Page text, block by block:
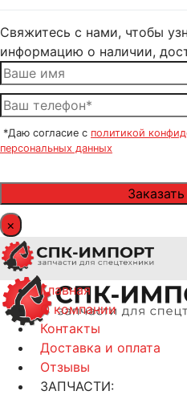
Свяжитесь с нами, чтобы
информацию о наличии,
*Даю согласие с политикой
персональных данных
×
Главная
О компании
Контакты
Доставка и оплата
Отзывы
ЗАПЧАСТИ: